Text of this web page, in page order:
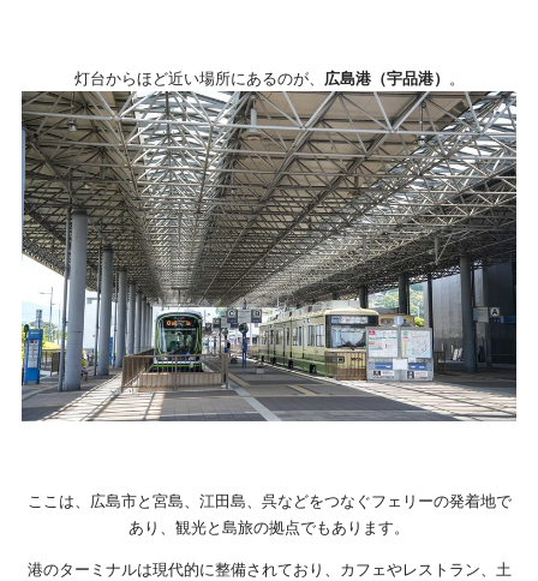
灯台からほど近い場所にあるのが、 広島港（宇品港） 。
ここは、広島市と宮島、江田島、呉などをつなぐフェリーの発着地で
あり、観光と島旅の拠点でもあります。
港のターミナルは現代的に整備されており、カフェやレストラン、土